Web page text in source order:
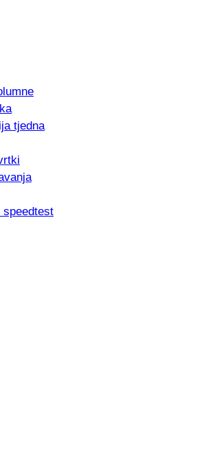
otkrio kako je nastajala
tanje i izdržljivije preklopne
tjedna
speedtest